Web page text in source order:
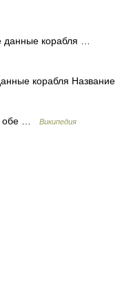
корабля …
корабля Название
обе … Википедия